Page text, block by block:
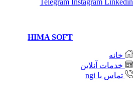
Telegram Instagram Linkedin
HIMA SOFT
خانه
خدمات آنلاین
تماس با ngi